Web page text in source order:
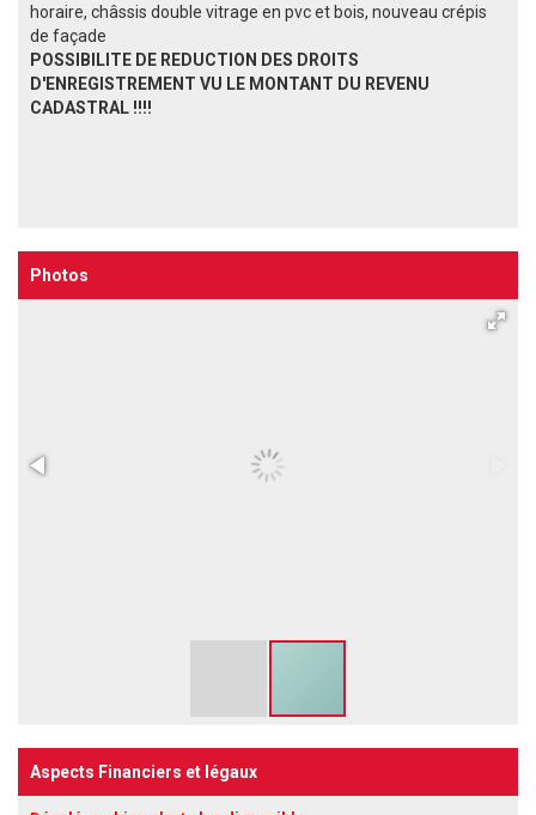
horaire, châssis double vitrage en pvc et bois, nouveau crépis
de façade
POSSIBILITE DE REDUCTION DES DROITS
D'ENREGISTREMENT VU LE MONTANT DU REVENU
CADASTRAL !!!!
Photos
Aspects Financiers et légaux